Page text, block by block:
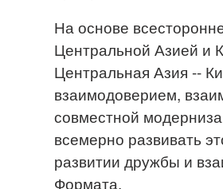
На основе
Центральной Азией и
Центральная Азия --
взаимодоверием,
совместной
всемерно развивать
развитии дружбы и
Формата.